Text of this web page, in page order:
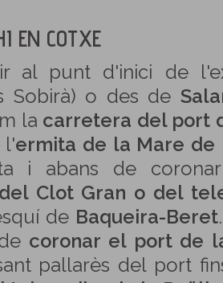
EN COTXE
al punt d'inici de
Sobirà) o des de
la carretera del port
l'ermita de la Mare de
i abans de
Clot Gran o del
de Baqueira-Beret
coronar el port de
pallarès del port